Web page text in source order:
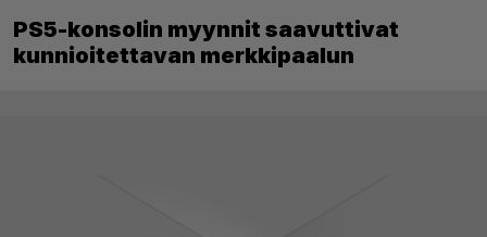
PS5-konsolin myynnit saavuttivat
kunnioitettavan merkkipaalun